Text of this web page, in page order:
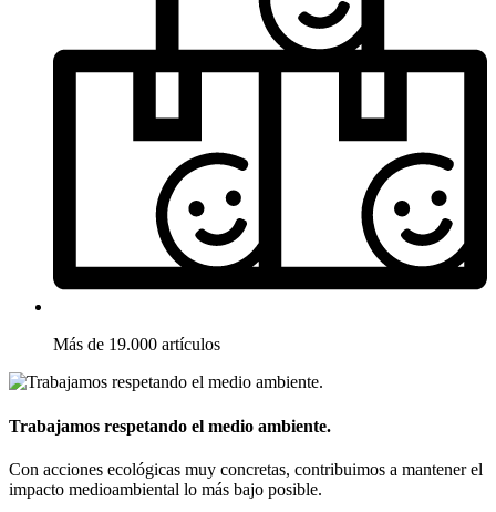
Más de 19.000 artículos
Trabajamos respetando el medio ambiente.
Con acciones ecológicas muy concretas, contribuimos a mantener el
impacto medioambiental lo más bajo posible.